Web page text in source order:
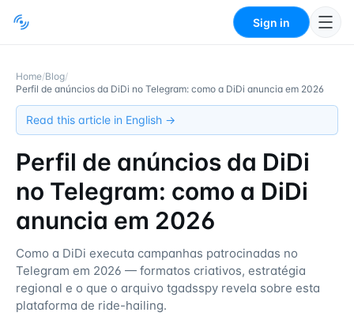
Sign in
Home/Blog/
Perfil de anúncios da DiDi no Telegram: como a DiDi anuncia em 2026
Read this article in English →
Perfil de anúncios da DiDi
no Telegram: como a DiDi
anuncia em 2026
Como a DiDi executa campanhas patrocinadas no
Telegram em 2026 — formatos criativos, estratégia
regional e o que o arquivo tgadsspy revela sobre esta
plataforma de ride-hailing.